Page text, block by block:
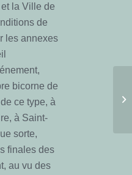
la Ville de
de
les annexes
bicorne de
ce type, à
à Saint-
sorte,
finales des
au vu des